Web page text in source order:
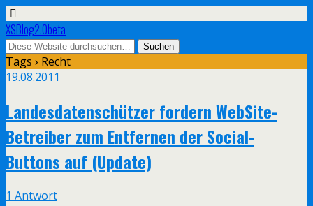
XSBlog2.0beta
Tags › Recht
19.08.2011
Landesdatenschützer fordern WebSite-
Betreiber zum Entfernen der Social-
Buttons auf (Update)
1 Antwort